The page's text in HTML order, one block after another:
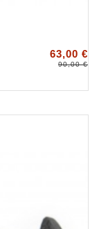
63,00 €
90,00 €